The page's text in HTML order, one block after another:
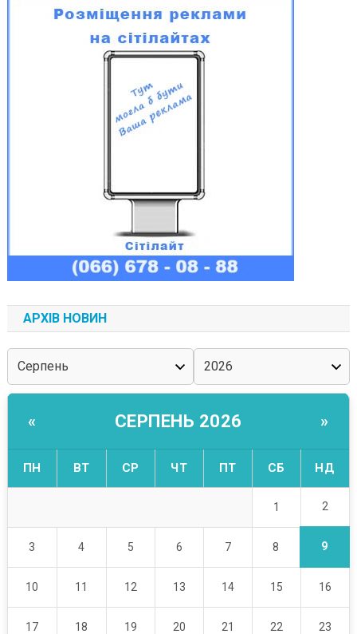
АРХІВ НОВИН
« СЕРПЕНЬ 2026 »
ПН ВТ СР ЧТ ПТ СБ НД
1 2
3 4 5 6 7 8 9
10 11 12 13 14 15 16
17 18 19 20 21 22 23